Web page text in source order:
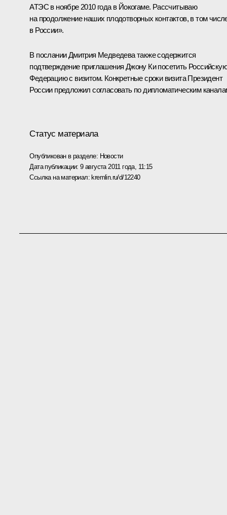
АТЭС в ноябре 2010 года в Йокогаме. Рассчитываю
на продолжение наших плодотворных контактов, в том
в России».
В послании Дмитрия Медведева также содержится
подтверждение приглашения Джону Ки посетить Российскую
Федерацию с визитом. Конкретные сроки визита Президент
России предложил согласовать по дипломатическим
Статус материала
Опубликован в разделе: Новости
Дата публикации:9 августа 2011 года, 11:15
Ссылка на материал: kremlin.ru/d/12240